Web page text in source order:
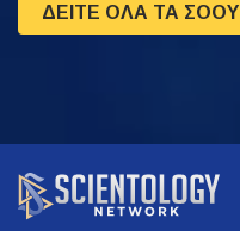
ΔΕΙΤΕ ΟΛΑ ΤΑ ΣΟΟΥ